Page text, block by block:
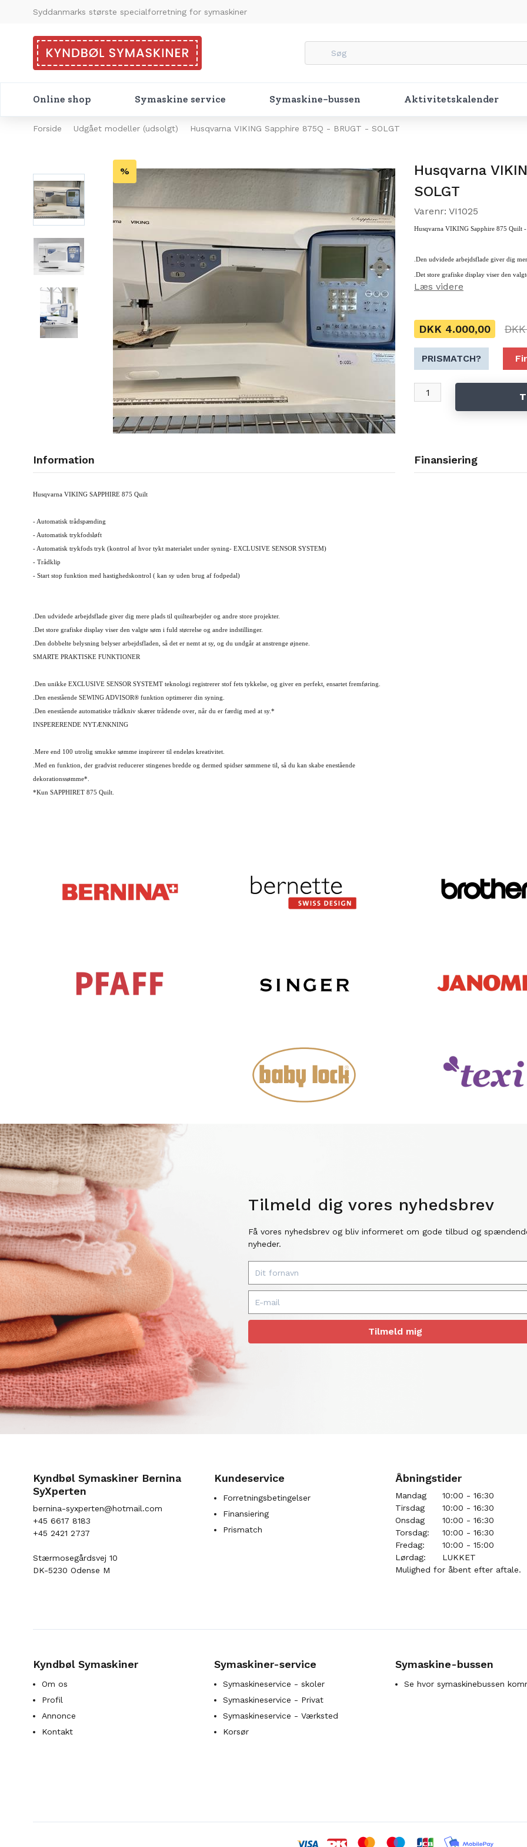
Syddanmarks største specialforretning for symaskiner
Online shop Symaskine service Symaskine-bussen Aktivitetskalender
Forside Udgået modeller (udsolgt) Husqvarna VIKING Sapphire 875Q - BRUGT - SOLGT
%
Husqvarna
SOLGT
Varenr: VI1025
Husqvarna VIKING Sapphire 875 Quilt
.Den udvidede arbejdsflade giver dig
.Det store grafiske display viser den
.Den dobbelte belysning belyser
.Den unikke EXCLUSIVE SENSOR
Læs videre
DKK 4.000,00
PRISMATCH?
Information
Husqvarna VIKING SAPPHIRE 875 Quilt
- Automatisk trådspænding
- Automatisk trykfodsløft
- Automatisk trykfods tryk (kontrol af hvor tykt materialet under syning- EXCLUSIVE SENSOR SYSTEM)
- Trådklip
- Start stop funktion med hastighedskontrol ( kan sy uden brug af fodpedal)
.Den udvidede arbejdsflade giver dig mere plads til quiltearbejder og andre store projekter.
.Det store grafiske display viser den valgte søm i fuld størrelse og andre indstillinger.
.Den dobbelte belysning belyser arbejdsfladen, så det er nemt at sy, og du undgår at anstrenge øjnene.
SMARTE PRAKTISKE FUNKTIONER
.Den unikke EXCLUSIVE SENSOR SYSTEMT teknologi registrerer stof fets tykkelse, og giver en perfekt, ensartet fremføring.
.Den enestående SEWING ADVISOR® funktion optimerer din syning.
.Den enestående automatiske trådkniv skærer trådende over, når du er færdig med at sy.*
INSPERERENDE NYTÆNKNING
.Mere end 100 utrolig smukke sømme inspirerer til endeløs kreativitet.
.Med en funktion, der gradvist reducerer stingenes bredde og dermed spidser sømmene til, så du kan skabe enestående
dekorationssømme*.
*Kun SAPPHIRET 875 Quilt.
Finansiering
Tilmeld dig vores nyhedsbrev
Få vores nyhedsbrev og bliv informeret om gode tilbud og
nyheder.
Tilmeld mig
Kyndbøl Symaskiner Bernina
SyXperten
bernina-syxperten@hotmail.com
+45 6617 8183
+45 2421 2737
Stærmosegårdsvej 10
DK-5230 Odense M
Kundeservice
Forretningsbetingelser
Finansiering
Prismatch
Åbningstider
Mandag
10:00 - 16:30
Tirsdag
10:00 - 16:30
Onsdag
10:00 - 16:30
Torsdag:
10:00 - 16:30
Fredag:
10:00 - 15:00
Lørdag:
LUKKET
Mulighed for åbent efter aftale.
Kyndbøl Symaskiner
Om os
Profil
Annonce
Kontakt
Symaskiner-service
Symaskineservice - skoler
Symaskineservice - Privat
Symaskineservice - Værksted
Korsør
Symaskine-bussen
Se hvor symaskinebussen